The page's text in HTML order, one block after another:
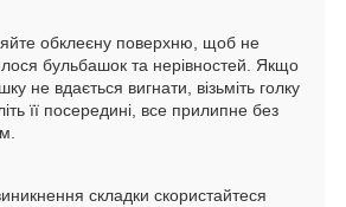
обклеєну поверхню, щоб не
бульбашок та нерівностей. Якщо
не вдається вигнати, візьміть голку
її посередині, все прилипне без
складки скористайтеся